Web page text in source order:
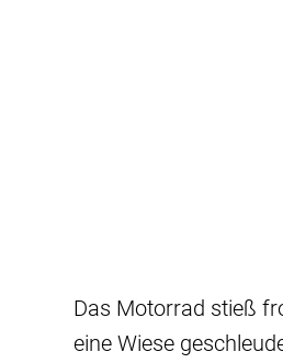
Das Motorrad stieß
eine Wiese